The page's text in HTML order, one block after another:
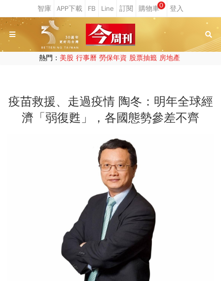
0
熱門： 美股 行事曆 勞保年資 股票抽籤 房地產
疫苗救援、走過疫情 陶冬：明年全球經
濟「弱復甦」，各國態勢參差不齊